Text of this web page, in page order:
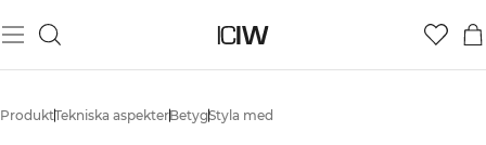
ProduktTekniska aspekterBetygStyla med